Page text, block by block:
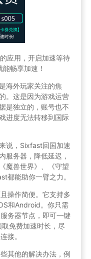
应用，开启加速等待
畅享加速！
海外玩家关注的焦
。这是因为游戏运营
是独立的，账号也不
进度无法转移到国际
说，Sixfast回国加速
服务器，降低延迟，
魔兽世界》、《守望
都能助你一臂之力。
操作简便。它支持多
和Android。你只需
务器节点，即可一键
免费加速时长，尽
接。
其他的解决办法，例